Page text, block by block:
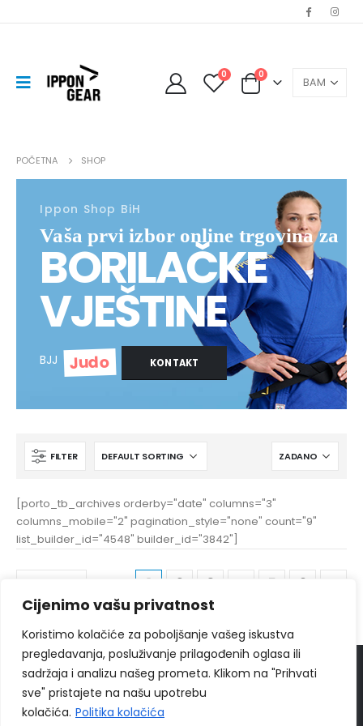
Cijenimo vašu privatnost
Koristimo kolačiće za poboljšanje vašeg iskustva
pregledavanja, posluživanje prilagođenih oglasa ili
sadržaja i analizu našeg prometa. Klikom na "Prihvati
sve" pristajete na našu upotrebu
kolačića. Politika kolačića
0 0
POČETNA SHOP
Ippon Shop BiH
Vaša prvi izbor online trgovina za
BORILAČKE
VJEŠTINE
BJJ Judo KONTAKT
FILTER
[porto_tb_archives orderby="date" columns="3"
columns_mobile="2" pagination_style="none" count="9"
list_builder_id="4548" builder_id="3842"]
1 2 3 5 6
© 2024 Ippon Shop BiH Sva prava zadržava
Web Design "CanaC.ba